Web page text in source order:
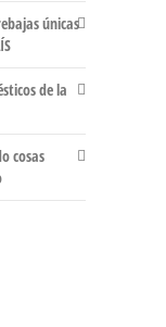
únicas
de la
cosas